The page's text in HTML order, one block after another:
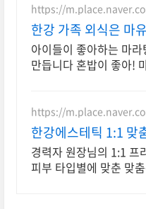
https://
69
한강 가족 외식은 마
외식,데이트에 강추
아이들이 좋아하는 마
만듭니다 혼밥이 좋아!
https://
한강에스테틱 1:1 맞
전문점
경력자 원장님의 1:1 프
피부 타입별에 맞춘 맞